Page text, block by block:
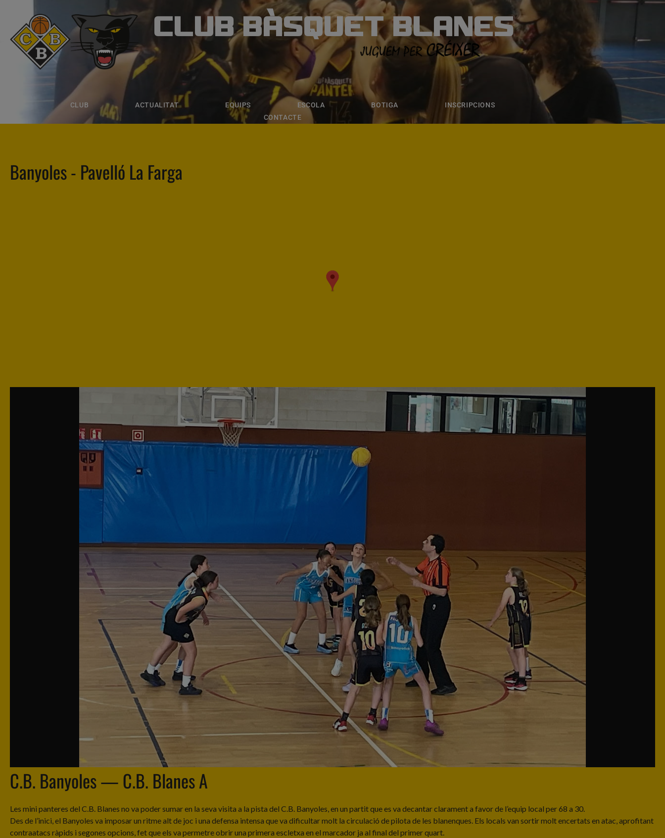
CLUB BÀSQUET BLANES
CLUB ACTUALITAT EQUIPS ESCOLA BOTIGA
INSCRIPCIONS
CONTACTE
CLUB BÀSQUET BLANES
ACTUALITAT ESCOLA BOTIGA INSCRIPCIONS
Banyoles - Pavelló La Farga
C.B. Banyoles — C.B. Blanes A
Les mini panteres del C.B. Blanes no va poder sumar en la seva visita a la pista del C.B. Banyoles, en un partit que es va decantar clarament a favor de l’equip local per 68 a 30.
Des de l’inici, el Banyoles va imposar un ritme alt de joc i una defensa intensa que va dificultar molt la circulació de pilota de les blanenques. Els locals van sortir molt encertats en atac, aprofitant
contraatacs ràpids i segones opcions, fet que els va permetre obrir una primera escletxa en el marcador ja al final del primer quart.